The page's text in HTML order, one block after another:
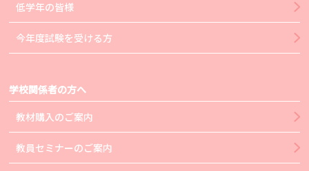
低学年の皆様
今年度試験を受ける方
学校関係者の方へ
教材購入のご案内
教員セミナーのご案内